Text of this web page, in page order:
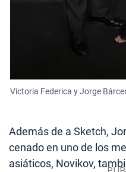
Victoria Federica y Jorge
Además de a Sketch,
cenado en uno de los
asiáticos, Novikov,